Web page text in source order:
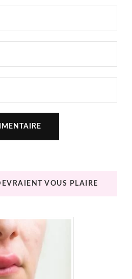
VOUS PLAIRE